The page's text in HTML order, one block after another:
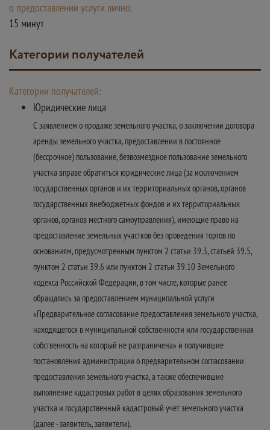
о предоставлении услуги лично:
15 минут
Категории получателей
Категории получателей:
Юридические лица
С заявлением о продаже земельного участка, о заключении договора
аренды земельного участка, предоставлении в постоянное
(бессрочное) пользование, безвозмездное пользование земельного
участка вправе обратиться юридические лица (за исключением
государственных органов и их территориальных органов, органов
государственных внебюджетных фондов и их территориальных
органов, органов местного самоуправления), имеющие право на
предоставление земельных участков без проведения торгов по
основаниям, предусмотренным пунктом 2 статьи 39.3, статьей 39.5,
пунктом 2 статьи 39.6 или пунктом 2 статьи 39.10 Земельного
кодекса Российской Федерации, в том числе, которые ранее
обращались за предоставлением муниципальной услуги
«Предварительное согласование предоставления земельного участка,
находящегося в муниципальной собственности или государственная
собственность на который не разграничена» и получившие
постановления администрации о предварительном согласовании
предоставления земельного участка, а также обеспечившие
выполнение кадастровых работ в целях образования земельного
участка и государственный кадастровый учет земельного участка
(далее - заявитель, заявители).